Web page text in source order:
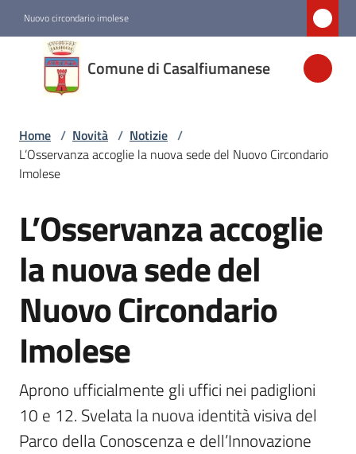
Nuovo circondario imolese
Comune di Casalfiumanese
Comune di
Casalfiumanese
Amministrazione
Vivere
Casalfiumanese
5x1000
Home / Novità / Notizie /
L’Osservanza accoglie la nuova sede del Nuovo Circondario
Imolese
Salta al contenuto
L’Osservanza accoglie
la nuova sede del
Nuovo Circondario
Imolese
Aprono ufficialmente gli uffici nei padiglioni
10 e 12. Svelata la nuova identità visiva del
Parco della Conoscenza e dell’Innovazione